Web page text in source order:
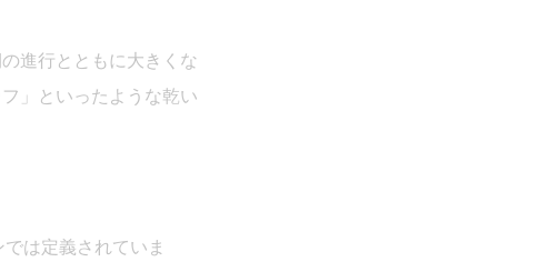
進行とともに大きくな
」といったような乾い
は定義されていま